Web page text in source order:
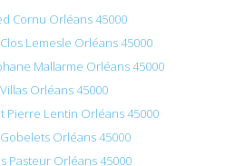
Cornu Orléans 45000
Lemesle Orléans 45000
Mallarme Orléans 45000
Orléans 45000
Pierre Lentin Orléans 45000
Orléans 45000
Pasteur Orléans 45000